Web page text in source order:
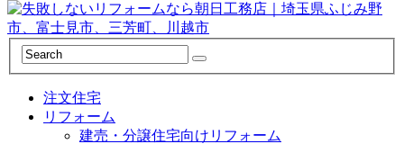
注文住宅
リフォーム
建売・分譲住宅向けリフォーム